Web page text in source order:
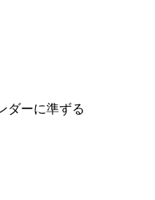
ダーに準ずる